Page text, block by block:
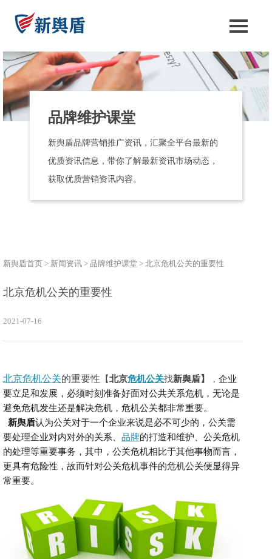
品牌维护课堂
新舆盾品牌营销推广资讯，汇聚全平台最新的
优质资讯信息，带你了解最新资讯市场动态，
获取优质营销资讯内容。
新舆盾首页 > 新闻资讯 > 品牌维护课堂 > 北京危机公关的重要性
北京危机公关的重要性
2021-07-16
北京危机公关的重要性 【北京危机公关找新舆盾】 ， 企业
要立足和发展，必须时刻准备好面对公共关系危机，无论是
避免危机发生还是解决危机，危机公关都非常重要。
新舆盾认为公关对于一个企业来说是必不可少的，公关需
要处理企业对内对外的关系、 品牌的打造和维护、公关危机
的处理等重要事务，其中，公关危机相比于其他事物而言，
更具有危险性，故而针对公关危机事件的危机公关便显得异
常重要。